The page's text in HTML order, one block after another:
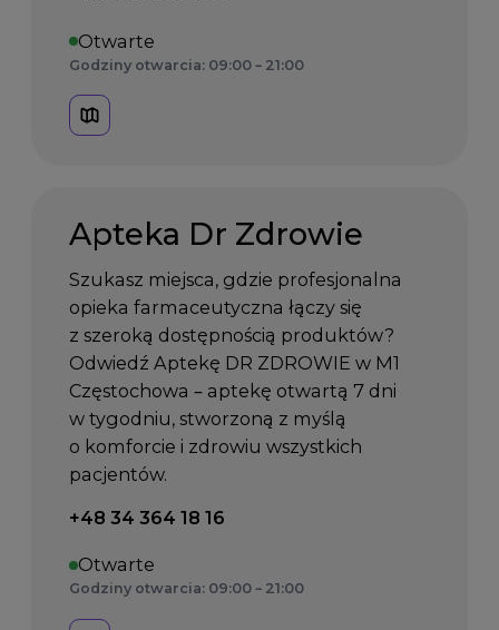
Otwarte
Godziny otwarcia: 09:00 – 21:00
Apteka Dr Zdrowie
Szukasz miejsca, gdzie profesjonalna
opieka farmaceutyczna łączy się
z szeroką dostępnością produktów?
Odwiedź Aptekę DR ZDROWIE w M1
Częstochowa – aptekę otwartą 7 dni
w tygodniu, stworzoną z myślą
o komforcie i zdrowiu wszystkich
pacjentów.
Telefon kontaktowy:
+48 34 364 18 16
Otwarte
Godziny otwarcia: 09:00 – 21:00